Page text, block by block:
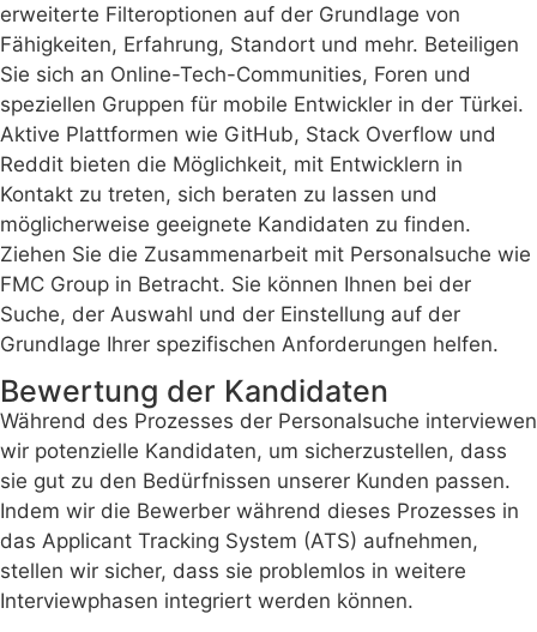
erweiterte Filteroptionen auf der Grundlage von
Fähigkeiten, Erfahrung, Standort und mehr. Beteiligen
Sie sich an Online-Tech-Communities, Foren und
speziellen Gruppen für mobile Entwickler in der Türkei.
Aktive Plattformen wie GitHub, Stack Overflow und
Reddit bieten die Möglichkeit, mit Entwicklern in
Kontakt zu treten, sich beraten zu lassen und
möglicherweise geeignete Kandidaten zu finden.
Ziehen Sie die Zusammenarbeit mit Personalsuche wie
FMC Group in Betracht. Sie können Ihnen bei der
Suche, der Auswahl und der Einstellung auf der
Grundlage Ihrer spezifischen Anforderungen helfen.
Bewertung der Kandidaten
Während des Prozesses der Personalsuche interviewen
wir potenzielle Kandidaten, um sicherzustellen, dass
sie gut zu den Bedürfnissen unserer Kunden passen.
Indem wir die Bewerber während dieses Prozesses in
das Applicant Tracking System (ATS) aufnehmen,
stellen wir sicher, dass sie problemlos in weitere
Interviewphasen integriert werden können.